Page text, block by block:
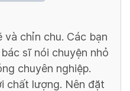
và chỉn chu. Các bạn
sĩ nói chuyện nhỏ
chuyên nghiệp.
chất lượng. Nên đặt